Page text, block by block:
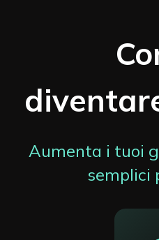
Aumenta i tuoi
semplici